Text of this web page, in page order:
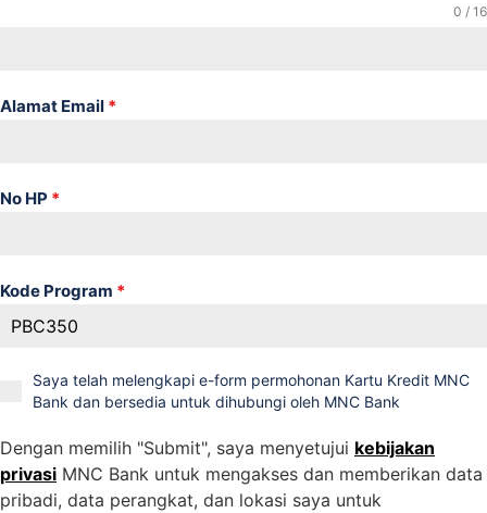
0 / 16
Alamat Email *
No HP *
Kode Program *
Saya telah melengkapi e-form permohonan Kartu Kredit MNC
Bank dan bersedia untuk dihubungi oleh MNC Bank
Dengan memilih "Submit", saya menyetujui kebijakan
privasi MNC Bank untuk mengakses dan memberikan data
pribadi, data perangkat, dan lokasi saya untuk